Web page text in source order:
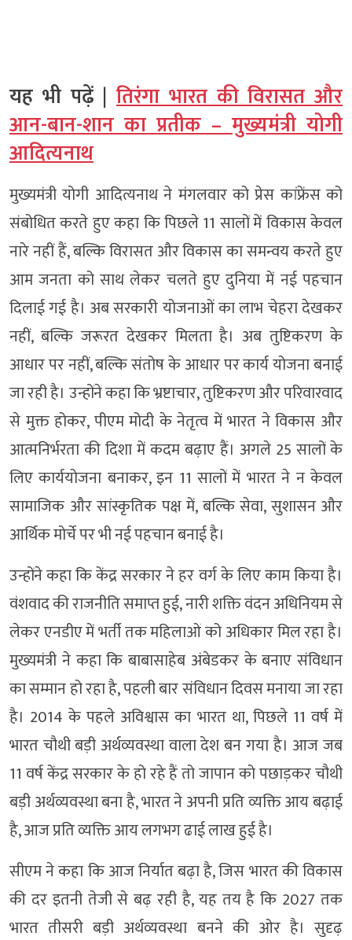
यह भी पढ़ें | तिरंगा भारत की विरासत और
आन-बान-शान का प्रतीक – मुख्यमंत्री योगी
आदित्यनाथ
मुख्यमंत्री योगी आदित्यनाथ ने मंगलवार को प्रेस कांफ्रेंस को
संबोधित करते हुए कहा कि पिछले 11 सालों में विकास केवल
नारे नहीं हैं, बल्कि विरासत और विकास का समन्वय करते हुए
आम जनता को साथ लेकर चलते हुए दुनिया में नई पहचान
दिलाई गई है। अब सरकारी योजनाओं का लाभ चेहरा देखकर
नहीं, बल्कि जरूरत देखकर मिलता है। अब तुष्टिकरण के
आधार पर नहीं, बल्कि संतोष के आधार पर कार्य योजना बनाई
जा रही है। उन्होंने कहा कि भ्रष्टाचार, तुष्टिकरण और परिवारवाद
से मुक्त होकर, पीएम मोदी के नेतृत्व में भारत ने विकास और
आत्मनिर्भरता की दिशा में कदम बढ़ाए हैं। अगले 25 सालों के
लिए कार्ययोजना बनाकर, इन 11 सालों में भारत ने न केवल
सामाजिक और सांस्कृतिक पक्ष में, बल्कि सेवा, सुशासन और
आर्थिक मोर्चे पर भी नई पहचान बनाई है।
उन्होंने कहा कि केंद्र सरकार ने हर वर्ग के लिए काम किया है।
वंशवाद की राजनीति समाप्त हुई, नारी शक्ति वंदन अधिनियम से
लेकर एनडीए में भर्ती तक महिलाओं को अधिकार मिल रहा है।
मुख्यमंत्री ने कहा कि बाबासाहेब अंबेडकर के बनाए संविधान
का सम्मान हो रहा है, पहली बार संविधान दिवस मनाया जा रहा
है। 2014 के पहले अविश्वास का भारत था, पिछले 11 वर्ष में
भारत चौथी बड़ी अर्थव्यवस्था वाला देश बन गया है। आज जब
11 वर्ष केंद्र सरकार के हो रहे हैं तो जापान को पछाड़कर चौथी
बड़ी अर्थव्यवस्था बना है, भारत ने अपनी प्रति व्यक्ति आय बढ़ाई
है, आज प्रति व्यक्ति आय लगभग ढाई लाख हुई है।
सीएम ने कहा कि आज निर्यात बढ़ा है, जिस भारत की विकास
की दर इतनी तेजी से बढ़ रही है, यह तय है कि 2027 तक
भारत तीसरी बड़ी अर्थव्यवस्था बनने की ओर है। सुदृढ़